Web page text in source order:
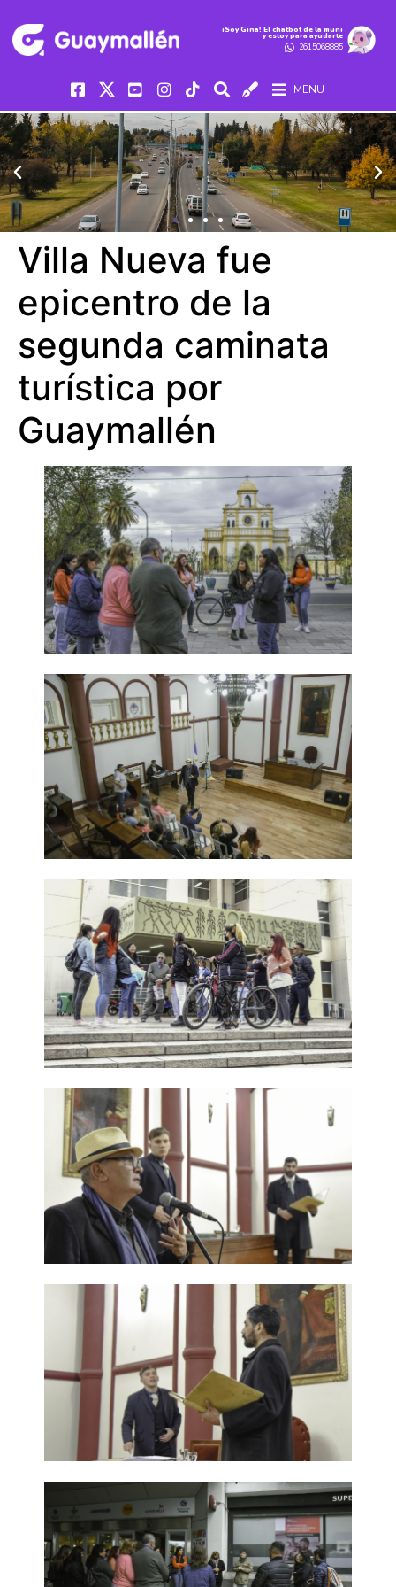
iSoy Gina! El chatbot de la muni
y estoy para ayudarte
2615068885
MENU
Villa Nueva fue
epicentro de la
segunda caminata
turística por
Guaymallén